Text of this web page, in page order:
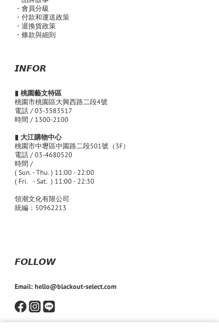
・會員分級
・付款和運送政策
・退換貨政策
・條款與細則
𝙄𝙉𝙁𝙊𝙍
▮ 桃園藝文特區
桃園市桃園區大興西路二段4號
電話 / 03-3583517
時間 / 1300-2100
▮ 大江購物中心
桃園市中壢區中園路二段501號（3F）
電話 / 03-4680520
時間 /
( Sun. - Thu. ) 11:00 - 22:00
( Fri. - Sat. ) 11:00 - 22:30
領潮文化有限公司
統編：50962213
𝙁𝙊𝙇𝙇𝙊𝙒
Email: hello@blackout-select.com